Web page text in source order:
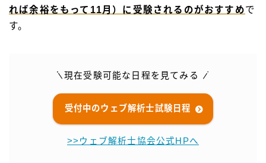
れば余裕をもって11月）に受験されるのがおすすめで
す。
現在受験可能な 日程を見てみる
受付中のウェブ解析士試験日程
>>ウェブ解析士協会公式HPへ